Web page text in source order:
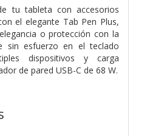
tu tableta con accesorios
el elegante Tab Pen Plus,
o protección con la
sin esfuerzo en el teclado
dispositivos y carga
de pared USB-C de 68 W.